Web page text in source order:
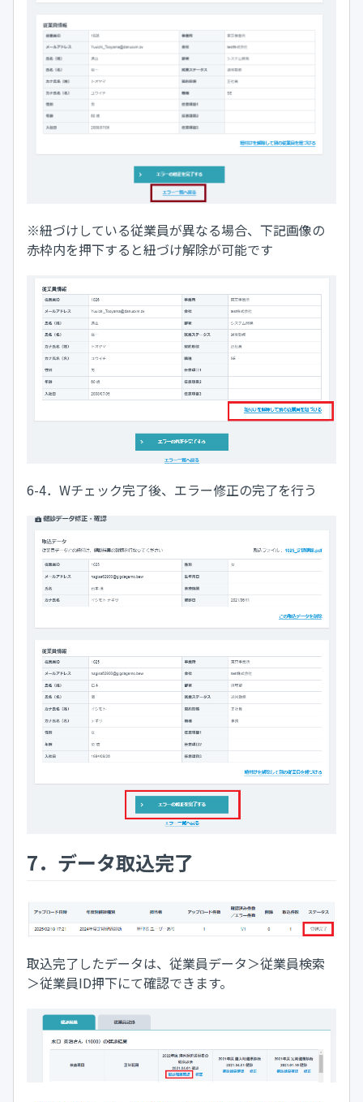
※紐づけしている従業員が異なる場合、下記画像の
赤枠内を押下すると紐づけ解除が可能です
6-4．Wチェック完了後、エラー修正の完了を行う
7．データ取込完了
取込完了したデータは、従業員データ＞従業員検索
＞従業員ID押下にて確認できます。